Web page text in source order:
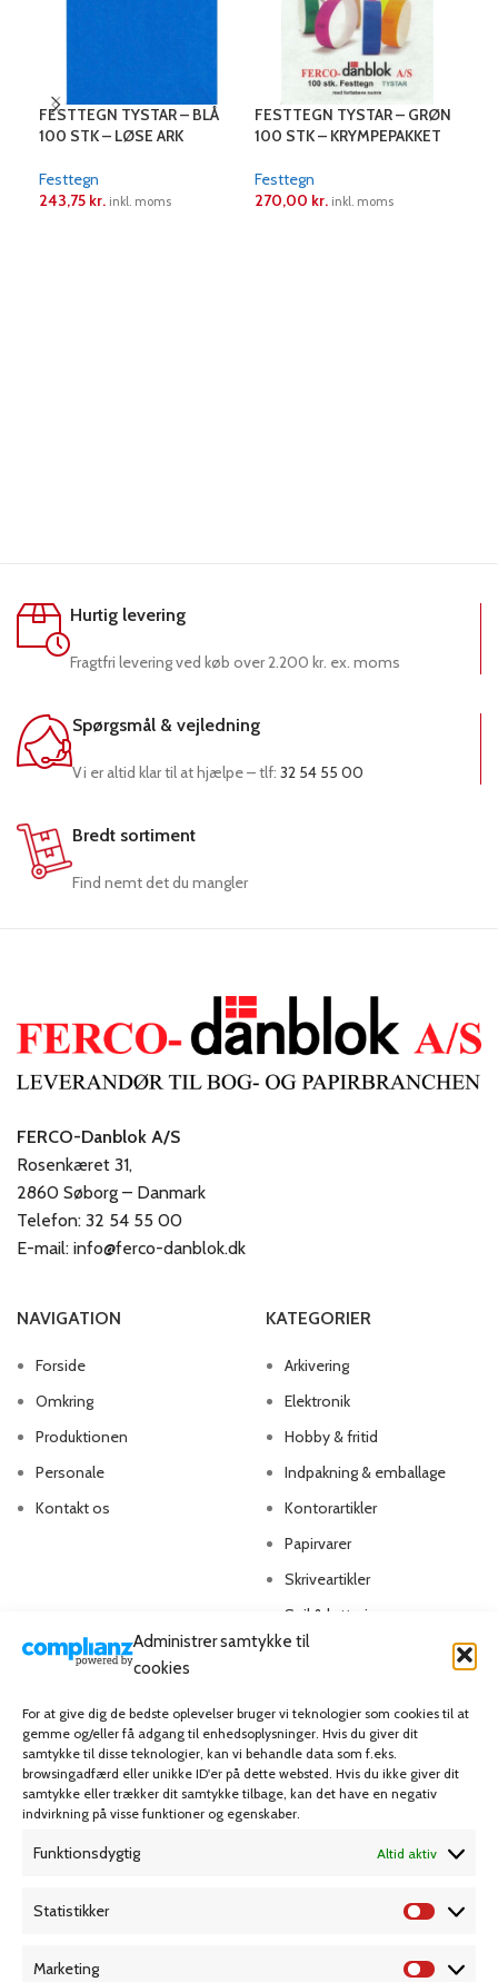
Administrer samtykke til
cookies
For at give dig de bedste oplevelser bruger vi teknologier som cookies til at
gemme og/eller få adgang til enhedsoplysninger. Hvis du giver dit
samtykke til disse teknologier, kan vi behandle data som f.eks.
browsingadfærd eller unikke ID'er på dette websted. Hvis du ikke giver dit
samtykke eller trækker dit samtykke tilbage, kan det have en negativ
indvirkning på visse funktioner og egenskaber.
Funktionsdygtig Altid aktiv
Statistikker
Marketing
FESTTEGN TYSTAR – BLÅ
100 STK – LØSE ARK
Festtegn
243,75 kr. inkl. moms
FESTTEGN TYSTAR – GRØN
100 STK – KRYMPEPAKKET
Festtegn
270,00 kr. inkl. moms
Hurtig levering
Fragtfri levering ved køb over 2.200 kr. ex. moms
Spørgsmål & vejledning
Vi er altid klar til at hjælpe – tlf: 32 54 55 00
Bredt sortiment
Find nemt det du mangler
FERCO-Danblok A/S
Rosenkæret 31,
2860 Søborg – Danmark
Telefon: 32 54 55 00
E-mail: info@ferco-danblok.dk
NAVIGATION
Forside
Omkring
Produktionen
Personale
Kontakt os
KATEGORIER
Arkivering
Elektronik
Hobby & fritid
Indpakning & emballage
Kontorartikler
Papirvarer
Skriveartikler
Spil & lotteri
Kontoinformationer
Ordrer
Adresser
Handelsbetingelser
Privatlivspolitik
Bliv kunde